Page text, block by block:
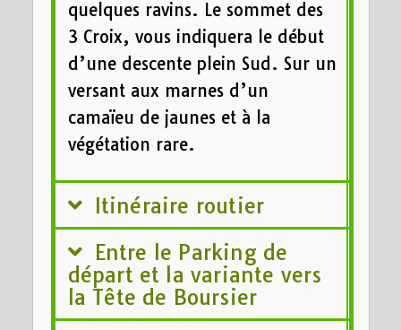
quelques ravins. Le sommet des
3 Croix, vous indiquera le début
d’une descente plein Sud. Sur un
versant aux marnes d’un
camaïeu de jaunes et à la
végétation rare.
Itinéraire routier
Entre le Parking de
départ et la variante vers
la Tête de Boursier